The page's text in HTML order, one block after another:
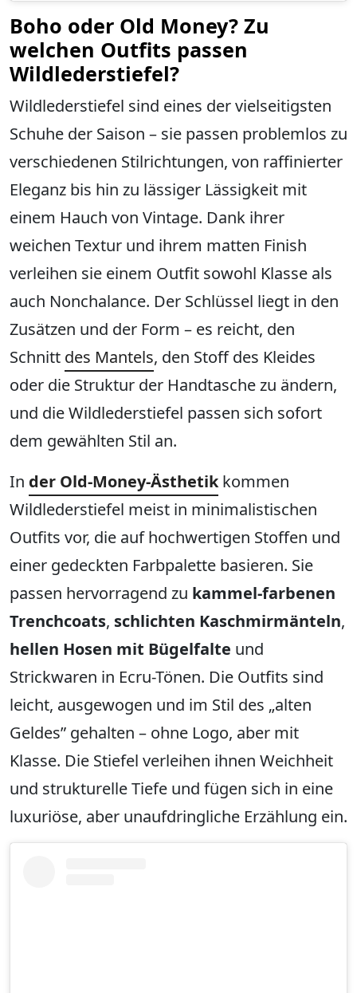
Boho oder Old Money? Zu
welchen Outfits passen
Wildlederstiefel?
Wildlederstiefel sind eines der vielseitigsten
Schuhe der Saison – sie passen problemlos zu
verschiedenen Stilrichtungen, von raffinierter
Eleganz bis hin zu lässiger Lässigkeit mit
einem Hauch von Vintage. Dank ihrer
weichen Textur und ihrem matten Finish
verleihen sie einem Outfit sowohl Klasse als
auch Nonchalance. Der Schlüssel liegt in den
Zusätzen und der Form – es reicht, den
Schnitt des Mantels, den Stoff des Kleides
oder die Struktur der Handtasche zu ändern,
und die Wildlederstiefel passen sich sofort
dem gewählten Stil an.
In der Old-Money-Ästhetikkommen
Wildlederstiefel meist in minimalistischen
Outfits vor, die auf hochwertigen Stoffen und
einer gedeckten Farbpalette basieren. Sie
passen hervorragend zu kammel-farbenen
Trenchcoats, schlichten Kaschmirmänteln,
hellen Hosen mit Bügelfalte und
Strickwaren in Ecru-Tönen. Die Outfits sind
leicht, ausgewogen und im Stil des „alten
Geldes” gehalten – ohne Logo, aber mit
Klasse. Die Stiefel verleihen ihnen Weichheit
und strukturelle Tiefe und fügen sich in eine
luxuriöse, aber unaufdringliche Erzählung ein.